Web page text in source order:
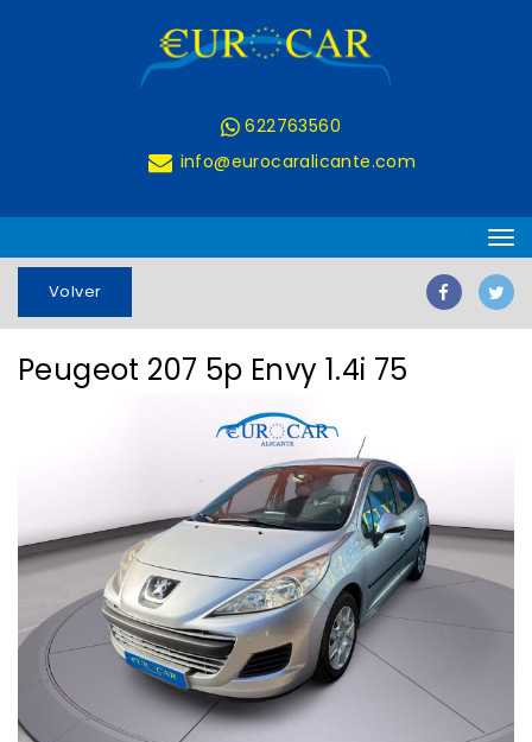
622763560
info@eurocaralicante.com
Volver
Peugeot 207 5p Envy 1.4i 75